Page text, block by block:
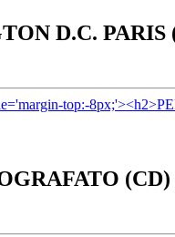
D.C. PARIS
(CD)